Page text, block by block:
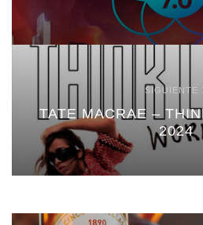
SIGUIENTE
TATE MACRAE –
2024